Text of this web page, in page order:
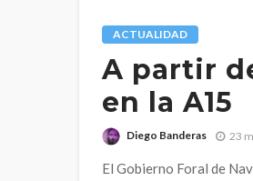
ACTUALIDAD
A partir
en la A15
Diego Banderas 23
El Gobierno Foral de